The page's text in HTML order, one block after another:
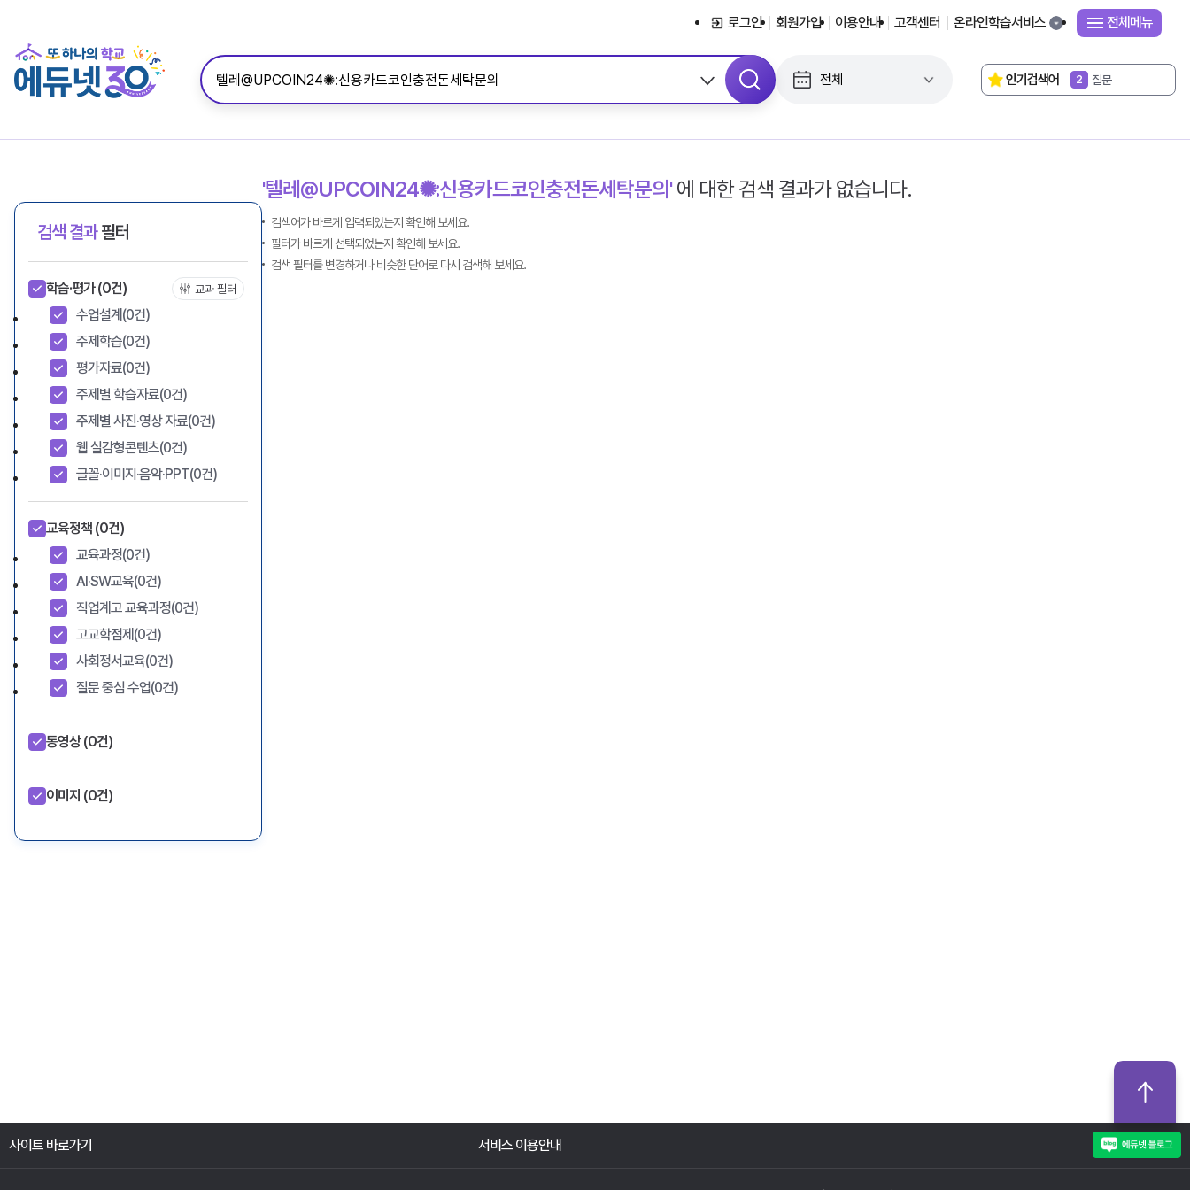
로그인
회원가입 이용안내 고객센터 온라인학습서비스 전체메뉴
인기검색어
1 독서로
2 질문
3 연구대회
검색 결과필터
교과 필터
학습·평가(0건)
수업설계 (0건)
주제학습(0건)
평가자료(0건)
주제별 학습자료(0건)
주제별 사진·영상 자료(0건)
웹 실감형콘텐츠(0건)
글꼴·이미지·음악·PPT(0건)
교육정책 (0건)
교육과정(0건)
AI·SW교육(0건)
직업계고 교육과정(0건)
고교학점제 (0건)
사회정서교육(0건)
질문 중심 수업(0건)
동영상(0건)
이미지 (0건)
'텔레@UPCOIN24✺:신용카드코인충전돈세탁문의'에 대한 검색 결과가 없습니다.
검색어가 바르게 입력되었는지 확인해 보세요.
필터가 바르게 선택되었는지 확인해 보세요.
검색 필터를 변경하거나 비슷한 단어로 다시 검색해 보세요.
사이트 바로가기 서비스 이용안내